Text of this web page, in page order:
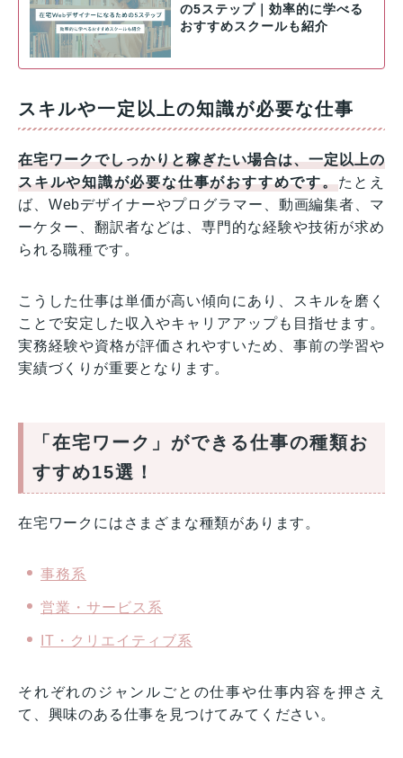
の5ステップ｜効率的に学べる
おすすめスクールも紹介
スキルや一定以上の知識が必要な仕事
在宅ワークでしっかりと稼ぎたい場合は、一定以上の
スキルや知識が必要な仕事がおすすめです。たとえ
ば、Webデザイナーやプログラマー、動画編集者、マ
ーケター、翻訳者などは、専門的な経験や技術が求め
られる職種です。
こうした仕事は単価が高い傾向にあり、スキルを磨く
ことで安定した収入やキャリアアップも目指せます。
実務経験や資格が評価されやすいため、事前の学習や
実績づくりが重要となります。
「在宅ワーク」ができる仕事の種類お
すすめ15選！
在宅ワークにはさまざまな種類があります。
事務系
営業・サービス系
IT・クリエイティブ系
それぞれのジャンルごとの仕事や仕事内容を押さえ
て、興味のある仕事を見つけてみてください。